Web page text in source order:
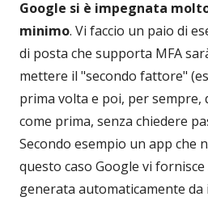
Google si è impegnata
minimo. Vi faccio un paio di
di posta che supporta MFA
mettere il "secondo fattore"
prima volta e poi, per
come prima, senza chiedere
Secondo esempio un app che
questo caso Google vi
generata automaticamente